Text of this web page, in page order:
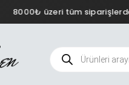
8000₺ üzeri tüm siparişlerde